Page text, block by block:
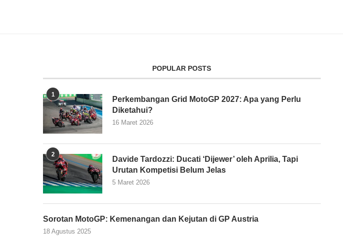
POPULAR POSTS
1
Perkembangan Grid MotoGP 2027: Apa yang Perlu
Diketahui?
16 Maret 2026
2
Davide Tardozzi: Ducati ‘Dijewer’ oleh Aprilia, Tapi
Urutan Kompetisi Belum Jelas
5 Maret 2026
Sorotan MotoGP: Kemenangan dan Kejutan di GP Austria
18 Agustus 2025